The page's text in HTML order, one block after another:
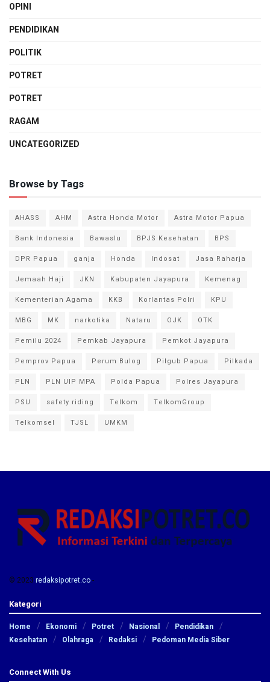
OPINI
PENDIDIKAN
POLITIK
POTRET
POTRET
RAGAM
UNCATEGORIZED
Browse by Tags
AHASS AHM Astra Honda Motor
Astra Motor Papua
Bank Indonesia
Bawaslu BPJS Kesehatan
BPS
DPR Papua
ganja Honda Indosat
Jasa Raharja
Jemaah Haji
JKN Kabupaten Jayapura
Kemenag
Kementerian Agama
KKB Korlantas Polri
KPU
MBG
MK narkotika Nataru OJK
OTK
Pemilu 2024
Pemkab Jayapura
Pemkot Jayapura
Pemprov Papua
Perum Bulog Pilgub Papua
Pilkada
PLN
PLN UIP MPA Polda Papua
Polres Jayapura
PSU
safety riding Telkom
TelkomGroup
Telkomsel
TJSL UMKM
© 2023 redaksipotret.co-
Kategori
Home Ekonomi Potret Nasional
Pendidikan
Kesehatan
Olahraga Redaksi Pedoman Media Siber
Connect With Us